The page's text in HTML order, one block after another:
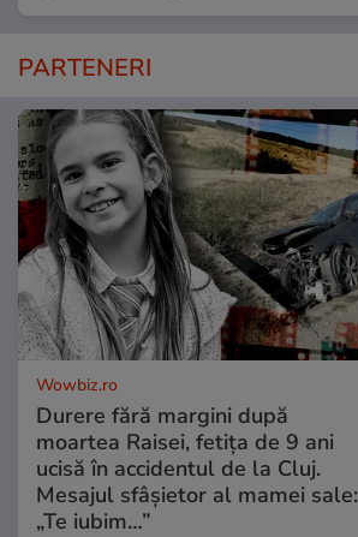
PARTENERI
Wowbiz.ro
Durere fără margini după
moartea Raisei, fetița de 9 ani
ucisă în accidentul de la Cluj.
Mesajul sfâșietor al mamei sale:
„Te iubim…”